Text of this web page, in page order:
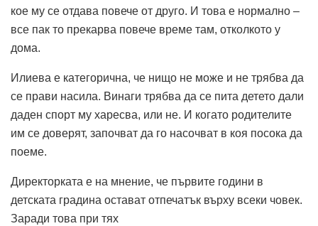
кое му се отдава повече от друго. И това е нормално –
все пак то прекарва повече време там, отколкото у
дома.
Илиева е категорична, че нищо не може и не трябва да
се прави насила. Винаги трябва да се пита детето дали
даден спорт му харесва, или не. И когато родителите
им се доверят, започват да го насочват в коя посока да
поеме.
Директорката е на мнение, че първите години в
детската градина остават отпечатък върху всеки човек.
Заради това при тях